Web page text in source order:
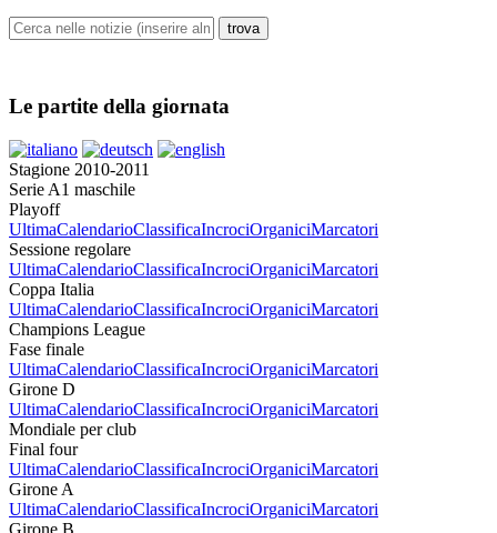
Le partite della giornata
Stagione 2010-2011
Serie A1 maschile
Playoff
UltimaCalendarioClassificaIncrociOrganiciMarcatori
Sessione regolare
UltimaCalendarioClassificaIncrociOrganiciMarcatori
Coppa Italia
UltimaCalendarioClassificaIncrociOrganiciMarcatori
Champions League
Fase finale
UltimaCalendarioClassificaIncrociOrganiciMarcatori
Girone D
UltimaCalendarioClassificaIncrociOrganiciMarcatori
Mondiale per club
Final four
UltimaCalendarioClassificaIncrociOrganiciMarcatori
Girone A
UltimaCalendarioClassificaIncrociOrganiciMarcatori
Girone B